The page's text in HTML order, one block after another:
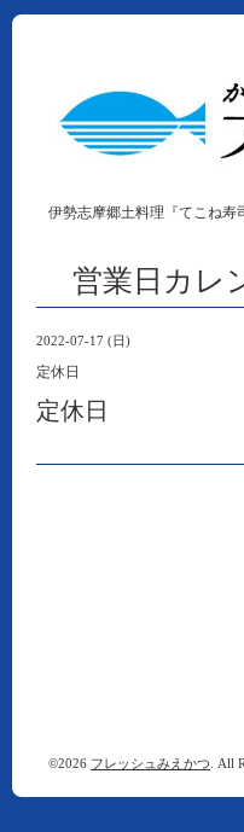
伊勢志摩郷土料理『てこね寿
営業日カレ
2022-07-17 (日)
定休日
定休日
©2026 フレッシュみえかつ . All